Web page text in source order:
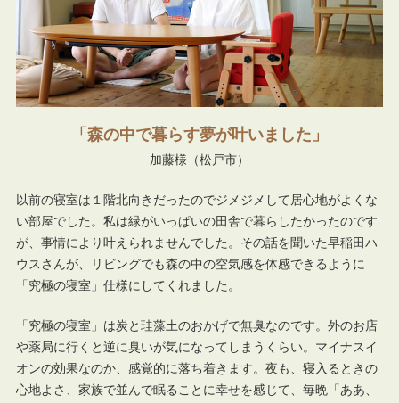
森の中で暮らす夢が叶いました
加藤様（松戸市）
以前の寝室は１階北向きだったのでジメジメして居心地がよくな
い部屋でした。私は緑がいっぱいの田舎で暮らしたかったのです
が、事情により叶えられませんでした。その話を聞いた早稲田ハ
ウスさんが、リビングでも森の中の空気感を体感できるように
「究極の寝室」仕様にしてくれました。
「究極の寝室」は炭と珪藻土のおかげで無臭なのです。外のお店
や薬局に行くと逆に臭いが気になってしまうくらい。マイナスイ
オンの効果なのか、感覚的に落ち着きます。夜も、寝入るときの
心地よさ、家族で並んで眠ることに幸せを感じて、毎晩「ああ、